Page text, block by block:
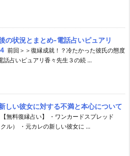
の状況とまとめ-電話占いピュアリ
前回＞＞復縁成就！？冷たかった彼氏の態度
話占いピュアリ香々先生３の続 ...
しい彼女に対する不満と本心について
【無料復縁占い】 ・ワンカードスプレッド
クル） ・元カレの新しい彼女に ...